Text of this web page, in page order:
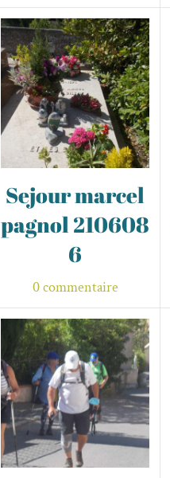
Sejour marcel
pagnol 210608
6
0 commentaire